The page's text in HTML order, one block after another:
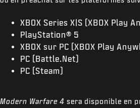
XBOX Series X|S (XBOX Play
PlayStation® 5
XBOX sur PC (XBOX Play
PC (Battle.Net)
PC (Steam)
Modern Warfare 4 sera disponible en